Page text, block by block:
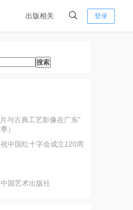
出版相关 登录
搜索
与古典工艺影像在广东”
）
中国红十字会成立120周
国艺术出版社